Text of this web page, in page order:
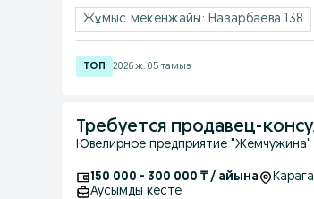
Жұмыс мекенжайы: Назарбаева 138
2026 ж. 05 тамыз
Требуется продавец-
Ювелирное предприятие "Жемчужина"
150 000 - 300 000 ₸ / айына
Аусымды кесте